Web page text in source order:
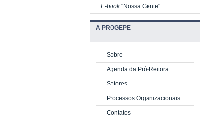
E-book"Nossa Gente"
A PROGEPE
Sobre
Agenda da Pró-Reitora
Setores
Processos Organizacionais
Contatos